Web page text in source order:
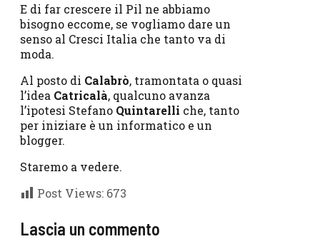
E di far crescere il Pil ne abbiamo
bisogno eccome, se vogliamo dare un
senso al Cresci Italia che tanto va di
moda.
Al posto di Calabrò, tramontata o quasi
l’idea Catricalà, qualcuno avanza
l’ipotesi Stefano Quintarelli che, tanto
per iniziare è un informatico e un
blogger.
Staremo a vedere.
Post Views: 673
Lascia un commento